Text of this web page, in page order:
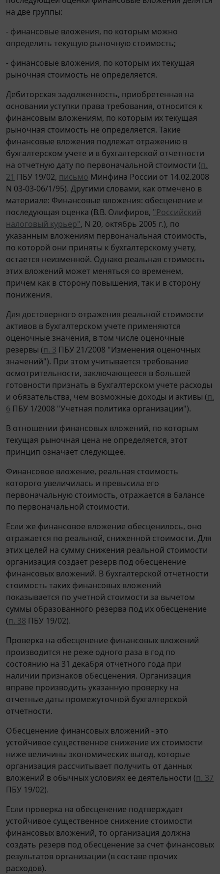
на две группы:
- финансовые вложения, по которым можно
определить текущую рыночную стоимость;
- финансовые вложения, по которым их текущая
рыночная стоимость не определяется.
Дебиторская задолженность, приобретенная на
основании уступки права требования, относится к
финансовым вложениям, по которым их текущая
рыночная стоимость не определяется. Такие
финансовые вложения подлежат отражению в
бухгалтерском учете и в бухгалтерской отчетности
на отчетную дату по первоначальной стоимости (п.
21 ПБУ 19/02, письмо Минфина России от 14.02.2008
N 03-03-06/1/95). Другими словами, как отмечено в
материале: Финансовые вложения: обесценение и
последующая оценка (В.В. Олифиров, "Российский
налоговый курьер", N 20, октябрь 2005 г.), по
указанным вложениям первоначальная стоимость,
по которой они приняты к бухгалтерскому учету,
остается неизменной. Однако реальная стоимость
этих вложений может меняться со временем,
причем как в сторону повышения, так и в сторону
понижения.
Для достоверного отражения реальной стоимости
активов в бухгалтерском учете применяются
оценочные значения, в том числе оценочные
резервы (п. 3 ПБУ 21/2008 "Изменения оценочных
значений"). При этом учитывается требование
осмотрительности, заключающееся в большей
готовности признать в бухгалтерском учете расходы
и обязательства, чем возможные доходы и активы (п.
6 ПБУ 1/2008 "Учетная политика организации").
В отношении финансовых вложений, по которым
текущая рыночная цена не определяется, этот
принцип означает следующее.
Финансовое вложение, реальная стоимость
которого увеличилась и превысила его
первоначальную стоимость, отражается в балансе
по первоначальной стоимости.
Если же финансовое вложение обесценилось, оно
отражается по реальной, сниженной стоимости. Для
этих целей на сумму снижения реальной стоимости
организация создает резерв под обесценение
финансовых вложений. В бухгалтерской отчетности
стоимость таких финансовых вложений
показывается по учетной стоимости за вычетом
суммы образованного резерва под их обесценение
(п. 38 ПБУ 19/02).
Проверка на обесценение финансовых вложений
производится не реже одного раза в год по
состоянию на 31 декабря отчетного года при
наличии признаков обесценения. Организация
вправе производить указанную проверку на
отчетные даты промежуточной бухгалтерской
отчетности.
Обесценение финансовых вложений - это
устойчивое существенное снижение их стоимости
ниже величины экономических выгод, которые
организация рассчитывает получить от данных
вложений в обычных условиях ее деятельности (п. 37
ПБУ 19/02).
Если проверка на обесценение подтверждает
устойчивое существенное снижение стоимости
финансовых вложений, то организация должна
создать резерв под обесценение за счет финансовых
результатов организации (в составе прочих
расходов).